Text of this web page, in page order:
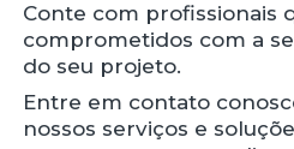
Conte com profissionais
comprometidos com a
do seu projeto.
Entre em contato
nossos serviços e